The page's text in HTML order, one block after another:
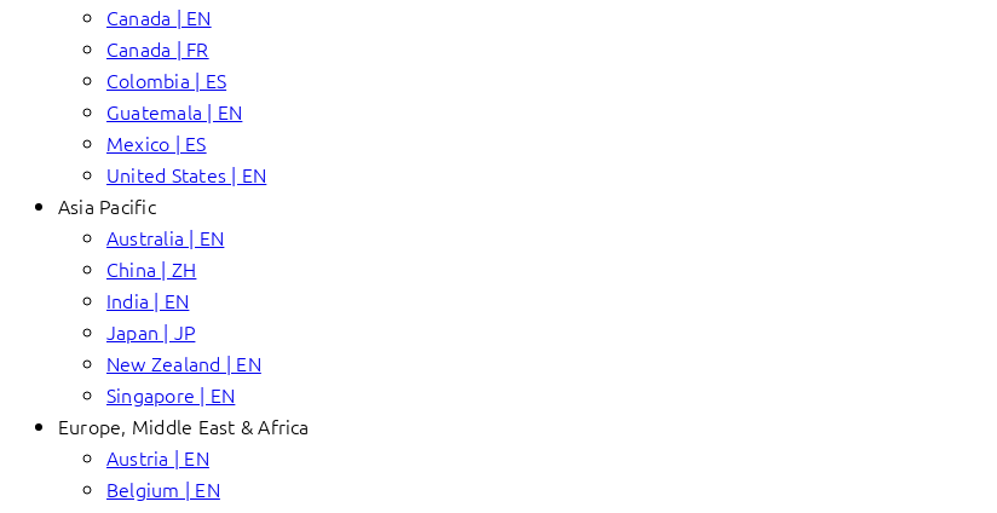
Canada | EN
Canada | FR
Colombia | ES
Guatemala | EN
Mexico | ES
United States | EN
Asia Pacific
Australia | EN
China | ZH
India | EN
Japan | JP
New Zealand | EN
Singapore | EN
Europe, Middle East & Africa
Austria | EN
Belgium | EN